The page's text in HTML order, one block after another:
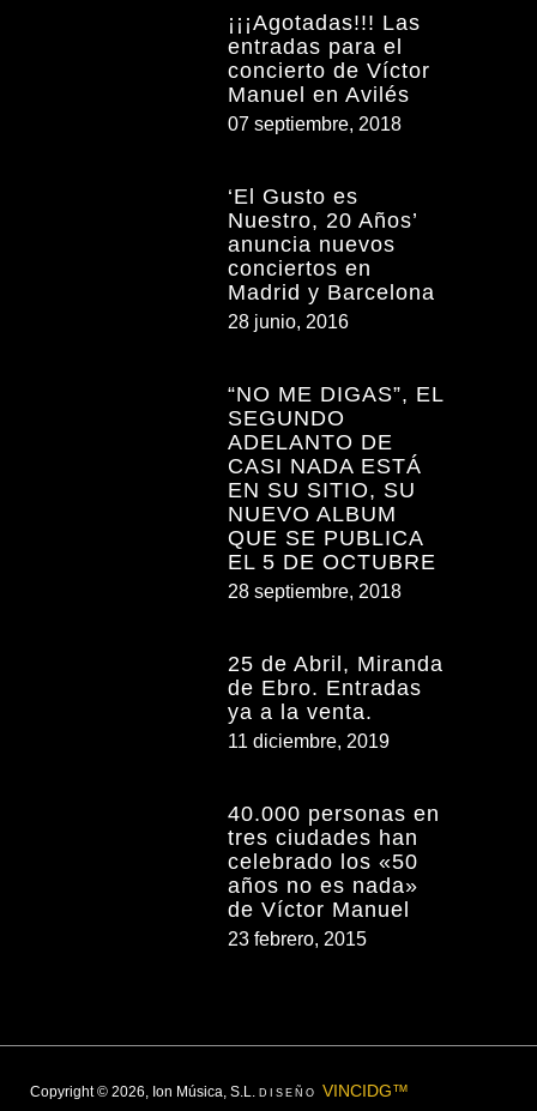
¡¡¡Agotadas!!! Las
entradas para el
concierto de Víctor
Manuel en Avilés
07 septiembre, 2018
‘El Gusto es
Nuestro, 20 Años’
anuncia nuevos
conciertos en
Madrid y Barcelona
28 junio, 2016
“NO ME DIGAS”, EL
SEGUNDO
ADELANTO DE
CASI NADA ESTÁ
EN SU SITIO, SU
NUEVO ALBUM
QUE SE PUBLICA
EL 5 DE OCTUBRE
28 septiembre, 2018
25 de Abril, Miranda
de Ebro. Entradas
ya a la venta.
11 diciembre, 2019
40.000 personas en
tres ciudades han
celebrado los «50
años no es nada»
de Víctor Manuel
23 febrero, 2015
Copyright © 2026, Ion Música, S.L. DISEÑO VINCIDG™